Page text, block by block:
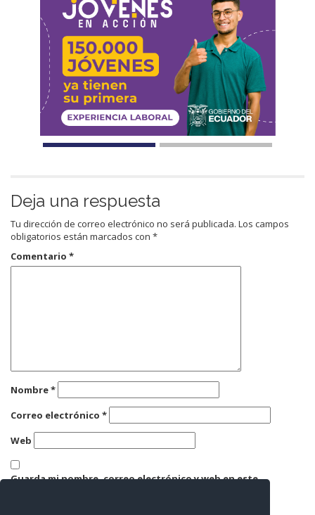
Deja una respuesta
Tu dirección de correo electrónico no será publicada. Los campos
obligatorios están marcados con *
Comentario *
Nombre*
Correo electrónico *
Web
Guarda mi nombre, correo electrónico y web en este